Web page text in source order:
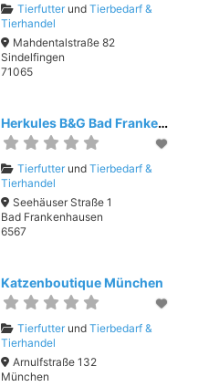
Tierfutter undTierbedarf &
Tierhandel
Mahdentalstraße 82
Sindelfingen
71065
Herkules B&G Bad Frankenhausen
Tierfutter undTierbedarf &
Tierhandel
Seehäuser Straße 1
Bad Frankenhausen
6567
Katzenboutique München
Tierfutter undTierbedarf &
Tierhandel
Arnulfstraße 132
München